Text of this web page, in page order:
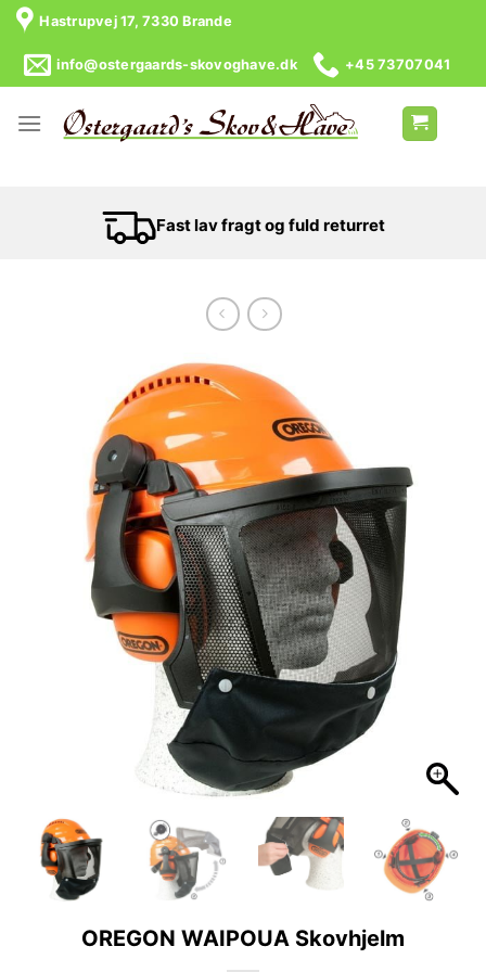
Skip
content
Hastrupvej 17, 7330 Brande
info@ostergaards-skovoghave.dk +45 73707041
Fast lav fragt og fuld returret
OREGON WAIPOUA Skovhjelm